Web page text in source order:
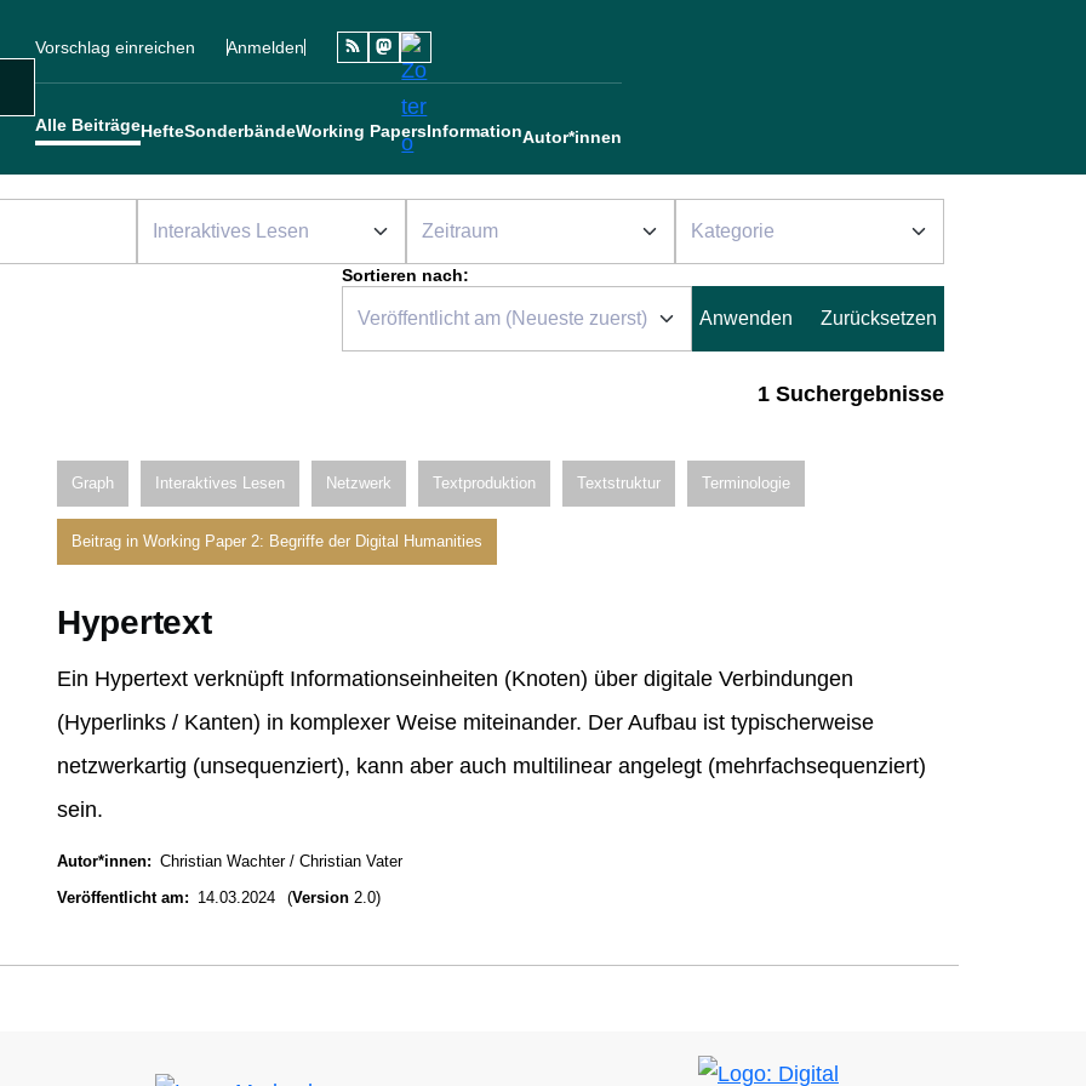
Sekundärmenü
Vorschlag einreichen
Benutzermenü
Anmelden
Social
Alle BeiträgeHefteSonderbändeWorking PapersInformationAutor*innen
Sortieren nach:
1 Suchergebnisse
Graph Interaktives Lesen Netzwerk Textproduktion Textstruktur Terminologie
Beitrag in Working Paper 2: Begriffe der Digital Humanities
Hypertext
Ein Hypertext verknüpft Informationseinheiten (Knoten) über digitale Verbindungen
(Hyperlinks / Kanten) in komplexer Weise miteinander. Der Aufbau ist typischerweise
netzwerkartig (unsequenziert), kann aber auch multilinear angelegt (mehrfachsequenziert)
sein.
Autor*innen Christian Wachter
Christian Vater
Veröffentlicht am
14.03.2024 (Version 2.0)
Bild